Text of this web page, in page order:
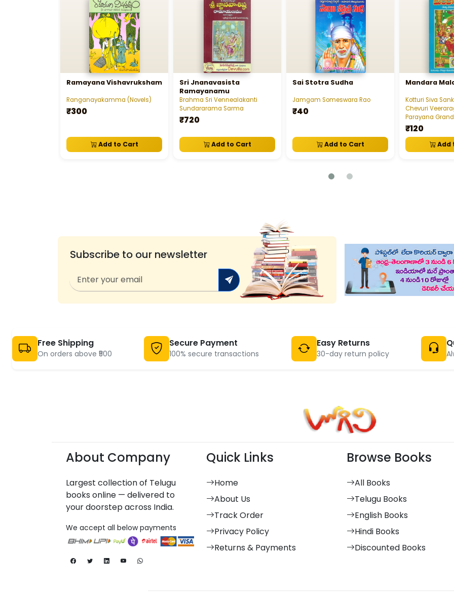
Ramayana Vishavruksham
Ranganayakamma (Novels)
₹300
Add to Cart
Sri Jnanavasista
Ramayanamu
Brahma Sri Vennealakanti
Sundararama Sarma
₹720
Add to Cart
Sai Stotra Sudha
Jamgam Someswara Rao
₹40
Add to Cart
Mandara
Kotturi Siva
Chevuri
Parayana
₹120
Add
Subscribe to our newsletter
Free Shipping
On orders above ₹500
Secure Payment
100% secure transactions
Easy Returns
30-day return policy
About Company
Largest collection of Telugu
books online — delivered to
your doorstep across India.
We accept all below payments
Quick Links
Home
About Us
Track Order
Privacy Policy
Returns & Payments
Browse Books
All Books
Telugu Books
English Books
Hindi Books
Discounted Books